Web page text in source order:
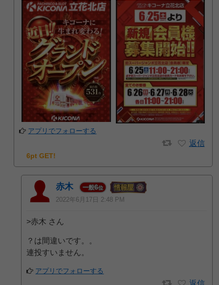
アプリでフォローする
返信
6pt GET!
赤木 一般6位
2022年6月17日 2:48 PM
>赤木 さん
？は間違いです。。
連投すいません。
アプリでフォローする
返信